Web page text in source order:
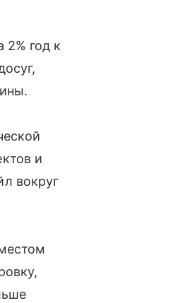
2% год к
и
вокруг